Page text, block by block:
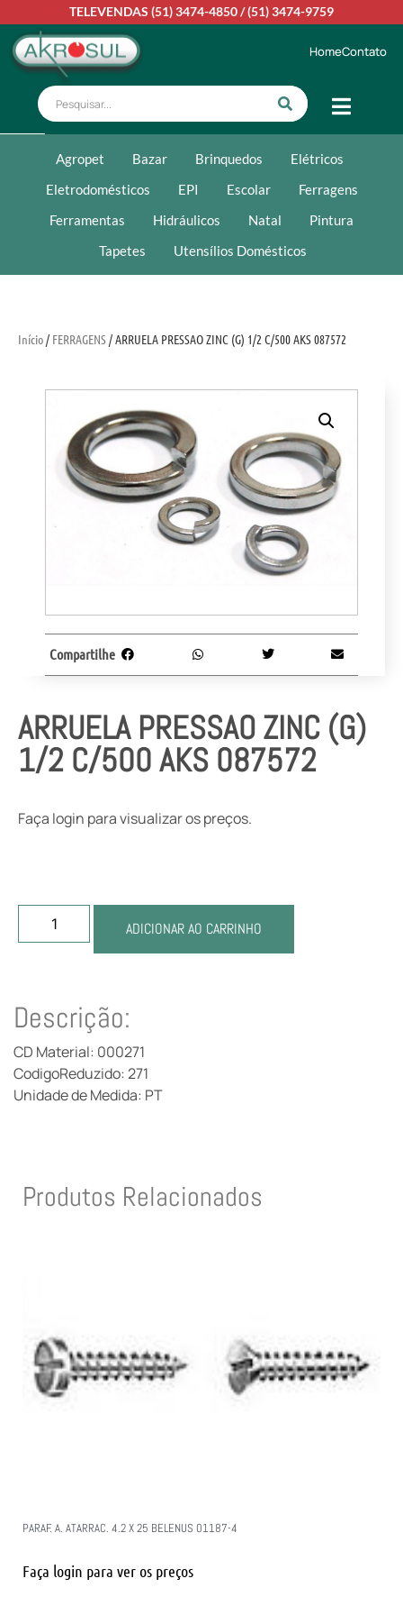
TELEVENDAS (51) 3474-4850/(51) 3474-9759
HomeContato
Agropet Bazar Brinquedos
Elétricos
Eletrodomésticos
EPI Escolar
Ferragens
Ferramentas
Hidráulicos Natal
Pintura
Tapetes
Utensílios Domésticos
Início/ FERRAGENS/ ARRUELA PRESSAO ZINC (G) 1/2 C/500 AKS 087572
ARRUELA PRESSAO ZINC (G)
1/2 C/500 AKS 087572
Faça login para visualizar os preços.
ADICIONAR AO CARRINHO
Compartilhe
Descrição:
CD Material: 000271
CodigoReduzido: 271
Unidade de Medida: PT
Produtos Relacionados
PARAF. A. ATARRAC. 4.2 X 25 BELENUS 01187-4
Faça login para ver os preços